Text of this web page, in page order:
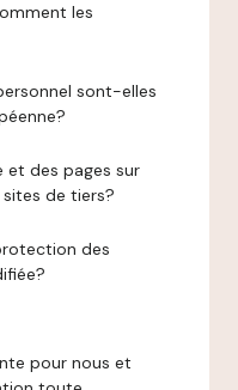
les
sont-elles
et des pages sur
sites de tiers?
des
pour nous et